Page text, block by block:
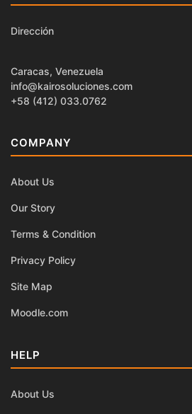
Dirección
Caracas, Venezuela
info@kairosoluciones.com
+58 (412) 033.0762
COMPANY
About Us
Our Story
Terms & Condition
Privacy Policy
Site Map
Moodle.com
HELP
About Us